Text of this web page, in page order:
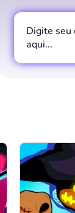
Digite seu
aqui...